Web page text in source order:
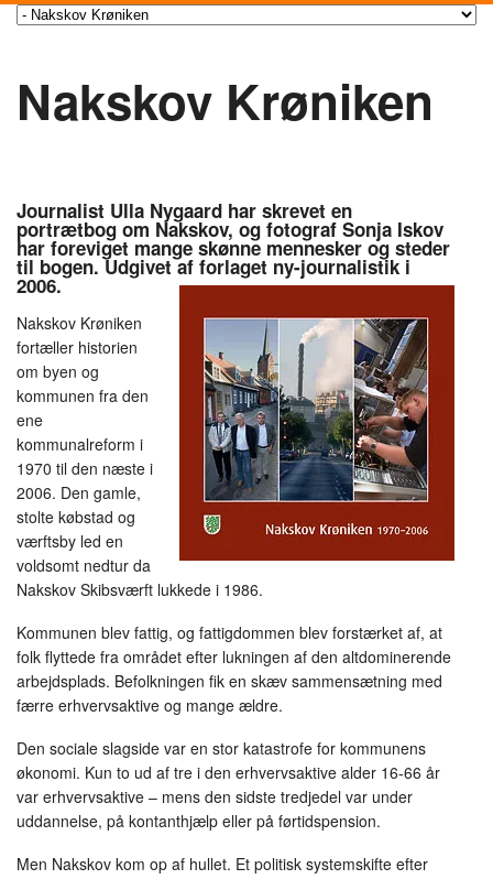
Nakskov Krøniken
Journalist Ulla Nygaard har skrevet en
portrætbog om Nakskov, og fotograf Sonja Iskov
har foreviget mange skønne mennesker og steder
til bogen. Udgivet af forlaget ny-journalistik i
2006.
Nakskov Krøniken
fortæller historien
om byen og
kommunen fra den
ene
kommunalreform i
1970 til den næste i
2006. Den gamle,
stolte købstad og
værftsby led en
voldsomt nedtur da
Nakskov Skibsværft lukkede i 1986.
Kommunen blev fattig, og fattigdommen blev forstærket af, at
folk flyttede fra området efter lukningen af den altdominerende
arbejdsplads. Befolkningen fik en skæv sammensætning med
færre erhvervsaktive og mange ældre.
Den sociale slagside var en stor katastrofe for kommunens
økonomi. Kun to ud af tre i den erhvervsaktive alder 16-66 år
var erhvervsaktive – mens den sidste tredjedel var under
uddannelse, på kontanthjælp eller på førtidspension.
Men Nakskov kom op af hullet. Et politisk systemskifte efter